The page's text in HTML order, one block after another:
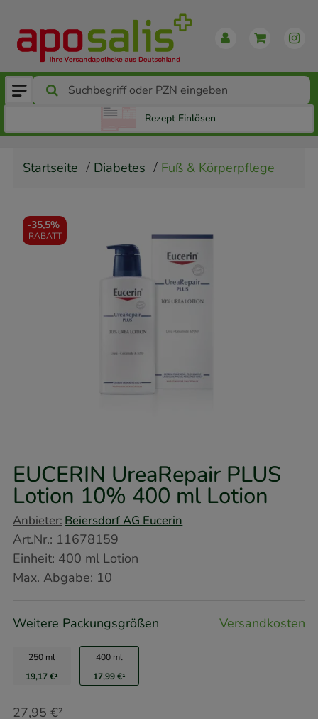
Rezept Einlösen
Startseite Diabetes Fuß & Körperpflege
-35,5%
RABATT
EUCERIN UreaRepair PLUS
Lotion 10% 400 ml Lotion
Anbieter: Beiersdorf AG Eucerin
Art.Nr.: 11678159
Einheit: 400 mlLotion
Max. Abgabe: 10
Weitere Packungsgrößen Versandkosten
250 ml
19,17 €¹
400 ml
17,99 €¹
27,95 €²